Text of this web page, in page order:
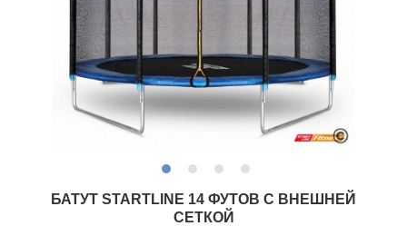
БАТУТ STARTLINE 14 ФУТОВ С ВНЕШНЕЙ
СЕТКОЙ